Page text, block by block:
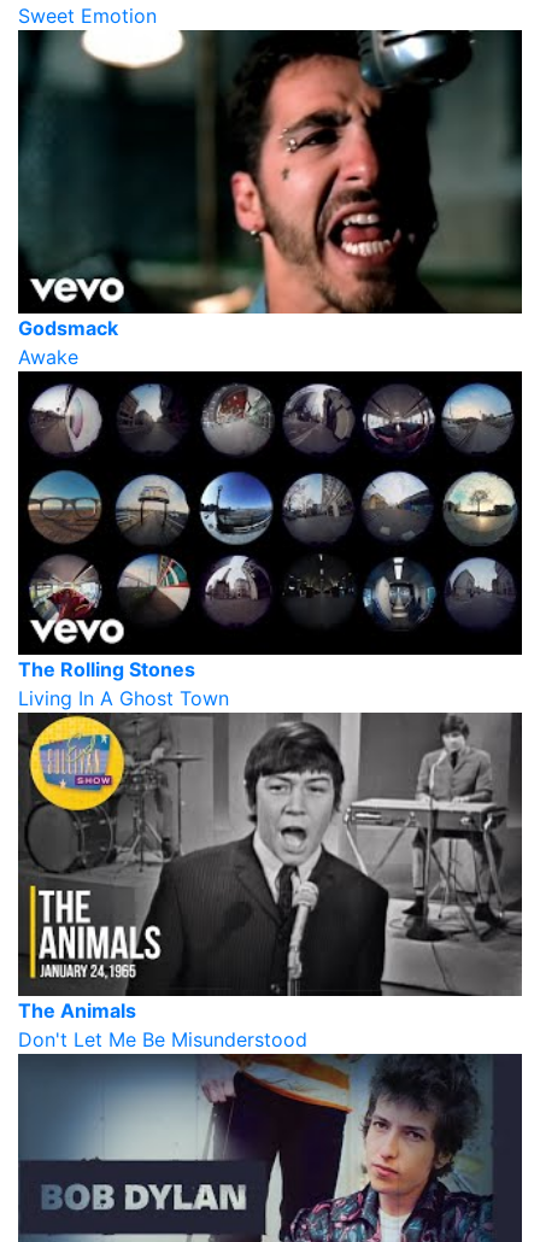
Sweet Emotion
Godsmack
Awake
The Rolling Stones
Living In A Ghost Town
The Animals
Don't Let Me Be Misunderstood